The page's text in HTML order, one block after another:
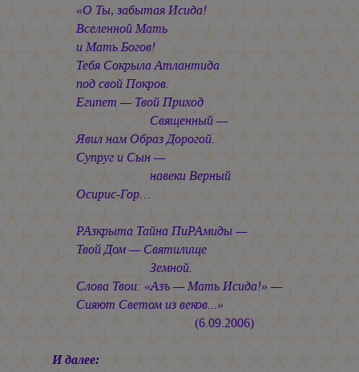
«О Ты, забытая Исида!
Вселенной Мать
и Мать Богов!
Тебя Сокрыла Атлантида
под свой Покров.
Египет — Твой Приход
Священный —
Явил нам Образ Дорогой.
Супруг и Сын —
навеки Верный
Осирис-Гор…
РАзкрыта Тайна ПиРАмиды —
Твой Дом — Святилище
Земной.
Слова Твои: «Азъ — Мать Исида!» —
Сияют Светом из веков...»
(6.09.2006)
И далее: